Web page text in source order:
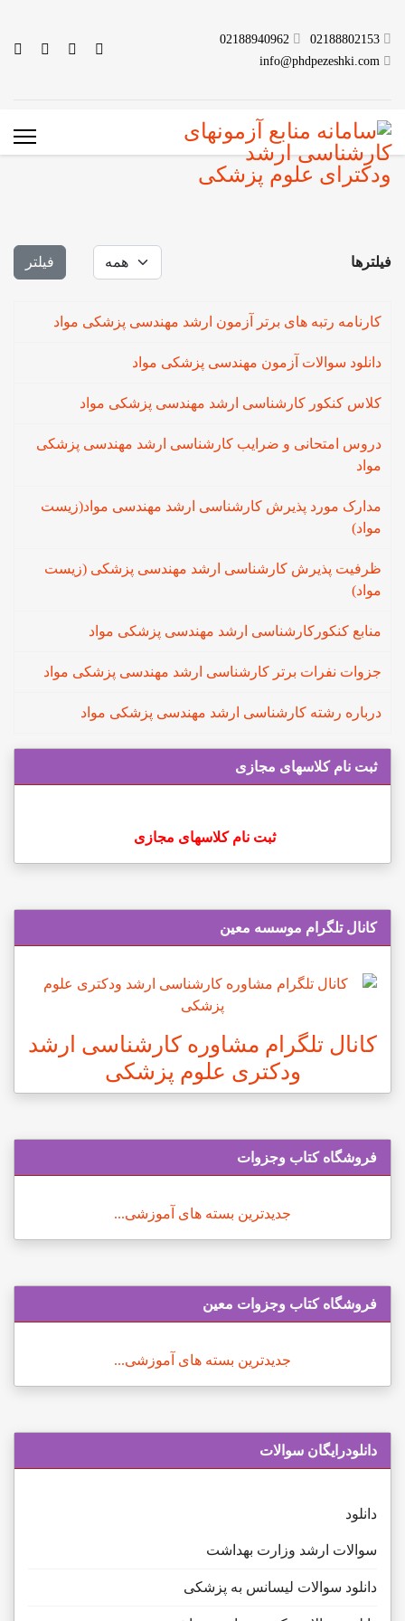
02188802153
02188940962
info@phdpezeshki.com
فیلترها فیلتر
کارنامه رتبه های برتر آزمون ارشد مهندسی پزشکی مواد
دانلود سوالات آزمون مهندسی پزشکی مواد
کلاس کنکور کارشناسی ارشد مهندسی پزشکی مواد
دروس امتحانی و ضرایب کارشناسی ارشد مهندسی پزشکی
مواد
مدارک مورد پذیرش کارشناسی ارشد مهندسی مواد(زیست
مواد)
ظرفیت پذیرش کارشناسی ارشد مهندسی پزشکی (زیست
مواد)
منابع کنکورکارشناسی ارشد مهندسی پزشکی مواد
جزوات نفرات برتر کارشناسی ارشد مهندسی پزشکی مواد
درباره رشته کارشناسی ارشد مهندسی پزشکی مواد
ثبت نام کلاسهای مجازی
ثبت نام کلاسهای مجازی
کانال تلگرام موسسه معین
کانال تلگرام مشاوره کارشناسی ارشد
ودکتری علوم پزشکی
فروشگاه کتاب وجزوات
جدیدترین بسته های آموزشی...
فروشگاه کتاب وجزوات معین
جدیدترین بسته های آموزشی...
دانلودرایگان سوالات
دانلود
سوالات ارشد وزارت بهداشت
دانلود سوالات لیسانس به پزشکی